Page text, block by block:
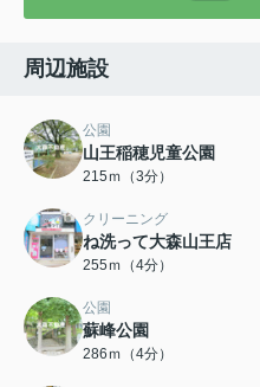
周辺施設
公園
山王稲穂児童公園
215ｍ（3分）
クリーニング
ね洗って大森山王店
255ｍ（4分）
公園
蘇峰公園
286ｍ（4分）